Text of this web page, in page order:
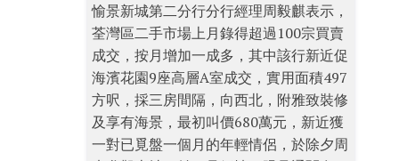
愉景新城第二分行分行經理周毅麒表示，
荃灣區二手市場上月錄得超過100宗買賣
成交，按月增加一成多，其中該行新近促
海濱花園9座高層A室成交，實用面積497
方呎，採三房間隔，向西北，附雅致裝修
及享有海景，最初叫價680萬元，新近獲
一對已覓盤一個月的年輕情侶，於除夕周